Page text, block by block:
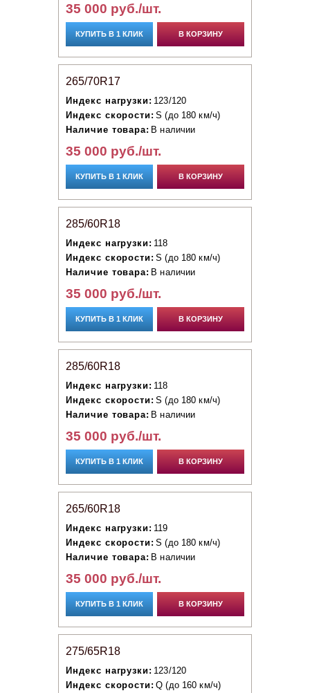
35 000 руб./шт.
КУПИТЬ В 1 КЛИК В КОРЗИНУ
265/70R17
Индекс нагрузки: 123/120
Индекс скорости: S (до 180 км/ч)
Наличие товара: В наличии
35 000 руб./шт.
КУПИТЬ В 1 КЛИК В КОРЗИНУ
285/60R18
Индекс нагрузки: 118
Индекс скорости: S (до 180 км/ч)
Наличие товара: В наличии
35 000 руб./шт.
КУПИТЬ В 1 КЛИК В КОРЗИНУ
285/60R18
Индекс нагрузки: 118
Индекс скорости: S (до 180 км/ч)
Наличие товара: В наличии
35 000 руб./шт.
КУПИТЬ В 1 КЛИК В КОРЗИНУ
265/60R18
Индекс нагрузки: 119
Индекс скорости: S (до 180 км/ч)
Наличие товара: В наличии
35 000 руб./шт.
КУПИТЬ В 1 КЛИК В КОРЗИНУ
275/65R18
Индекс нагрузки: 123/120
Индекс скорости: Q (до 160 км/ч)